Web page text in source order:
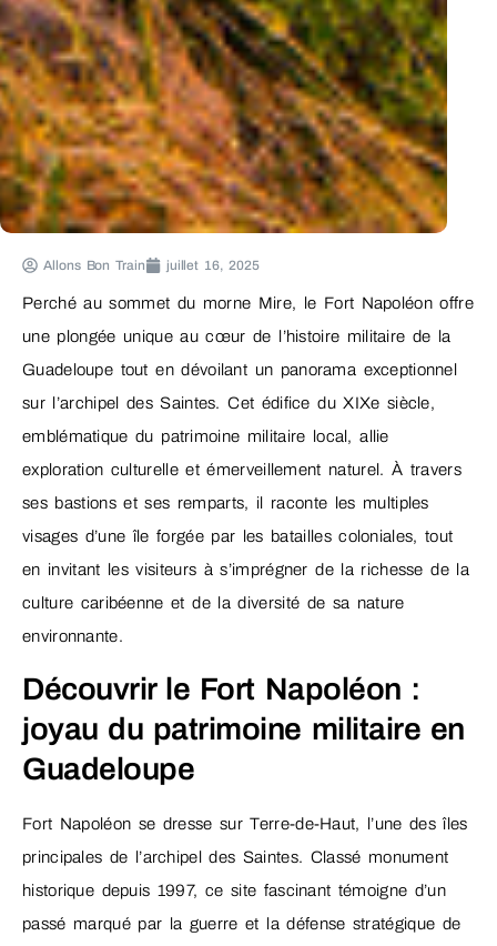
Allons Bon Train juillet 16, 2025
Perché au sommet du morne Mire, le Fort Napoléon offre
une plongée unique au cœur de l’histoire militaire de la
Guadeloupe tout en dévoilant un panorama exceptionnel
sur l’archipel des Saintes. Cet édifice du XIXe siècle,
emblématique du patrimoine militaire local, allie
exploration culturelle et émerveillement naturel. À travers
ses bastions et ses remparts, il raconte les multiples
visages d’une île forgée par les batailles coloniales, tout
en invitant les visiteurs à s’imprégner de la richesse de la
culture caribéenne et de la diversité de sa nature
environnante.
Découvrir le Fort Napoléon :
joyau du patrimoine militaire en
Guadeloupe
Fort Napoléon se dresse sur Terre-de-Haut, l’une des îles
principales de l’archipel des Saintes. Classé monument
historique depuis 1997, ce site fascinant témoigne d’un
passé marqué par la guerre et la défense stratégique de